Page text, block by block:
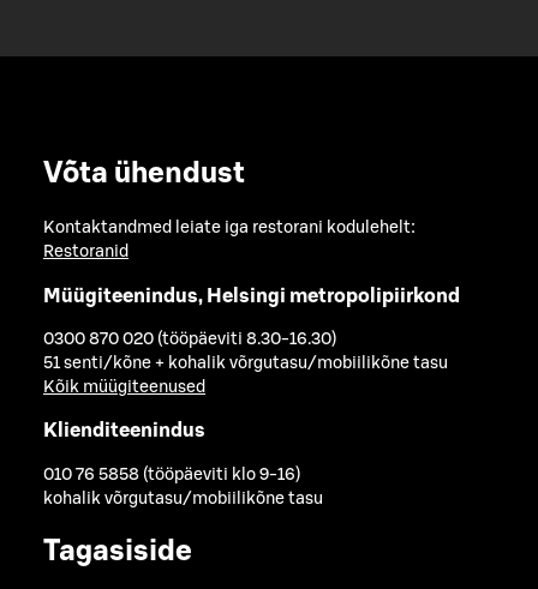
Võta ühendust
Kontaktandmed leiate iga restorani kodulehelt:
Restoranid
Müügiteenindus, Helsingi metropolipiirkond
0300 870 020 (tööpäeviti 8.30-16.30)
51 senti/kõne + kohalik võrgutasu/mobiilikõne tasu
Kõik müügiteenused
Klienditeenindus
010 76 5858 (tööpäeviti klo 9-16)
kohalik võrgutasu/mobiilikõne tasu
Tagasiside